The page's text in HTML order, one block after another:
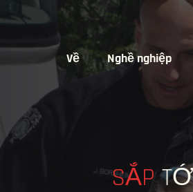
Về Nghề nghiệp
SẮP